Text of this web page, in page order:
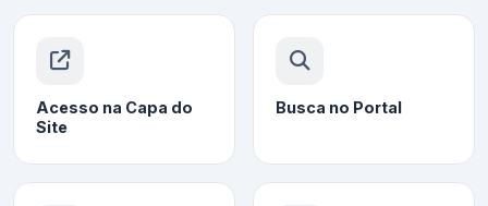
Acesso na Capa do
Site
Busca no Portal